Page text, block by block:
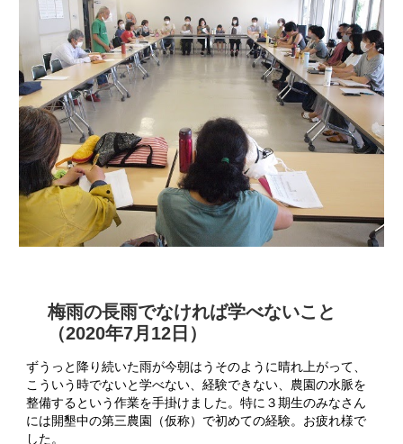
梅雨の長雨でなければ学べないこと
（2020年7月12日）
ずうっと降り続いた雨が今朝はうそのように晴れ上がって、
こういう時でないと学べない、経験できない、農園の水脈を
整備するという作業を手掛けました。特に３期生のみなさん
には開墾中の第三農園（仮称）で初めての経験。お疲れ様で
した。